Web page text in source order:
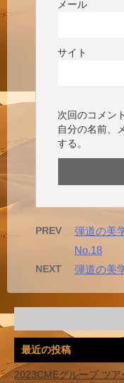
メール
サイト
次回のコメン
自分の名前、
する。
PREV
弾道の美
No.18
NEXT 弾道の美
最近の投稿
2023CMEグループ ツ